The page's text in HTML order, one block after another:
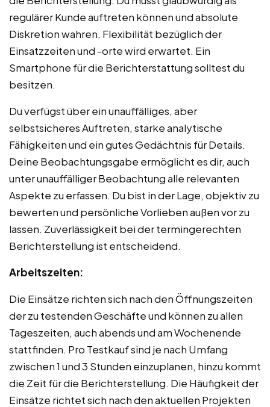
regulärer Kunde auftreten können und absolute
Diskretion wahren. Flexibilität bezüglich der
Einsatzzeiten und -orte wird erwartet. Ein
Smartphone für die Berichterstattung solltest du
besitzen.
Du verfügst über ein unauffälliges, aber
selbstsicheres Auftreten, starke analytische
Fähigkeiten und ein gutes Gedächtnis für Details.
Deine Beobachtungsgabe ermöglicht es dir, auch
unter unauffälliger Beobachtung alle relevanten
Aspekte zu erfassen. Du bist in der Lage, objektiv zu
bewerten und persönliche Vorlieben außen vor zu
lassen. Zuverlässigkeit bei der termingerechten
Berichterstellung ist entscheidend.
Arbeitszeiten:
Die Einsätze richten sich nach den Öffnungszeiten
der zu testenden Geschäfte und können zu allen
Tageszeiten, auch abends und am Wochenende
stattfinden. Pro Testkauf sind je nach Umfang
zwischen 1 und 3 Stunden einzuplanen, hinzu kommt
die Zeit für die Berichterstellung. Die Häufigkeit der
Einsätze richtet sich nach den aktuellen Projekten